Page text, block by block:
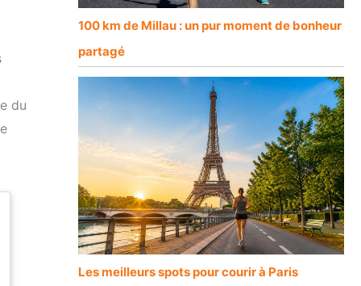
du
100 km de Millau : un pur moment de bonheur
partagé
Les meilleurs spots pour courir à Paris